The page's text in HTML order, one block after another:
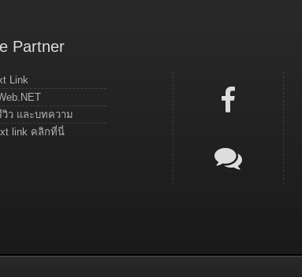
Partner
Link
ว และบทความ
link คลิกที่นี่